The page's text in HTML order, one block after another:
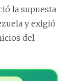
la supuesta
y exigió
del